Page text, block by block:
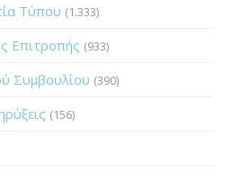
Τύπου (1.333)
Επιτροπής (933)
Συμβουλίου (390)
(156)